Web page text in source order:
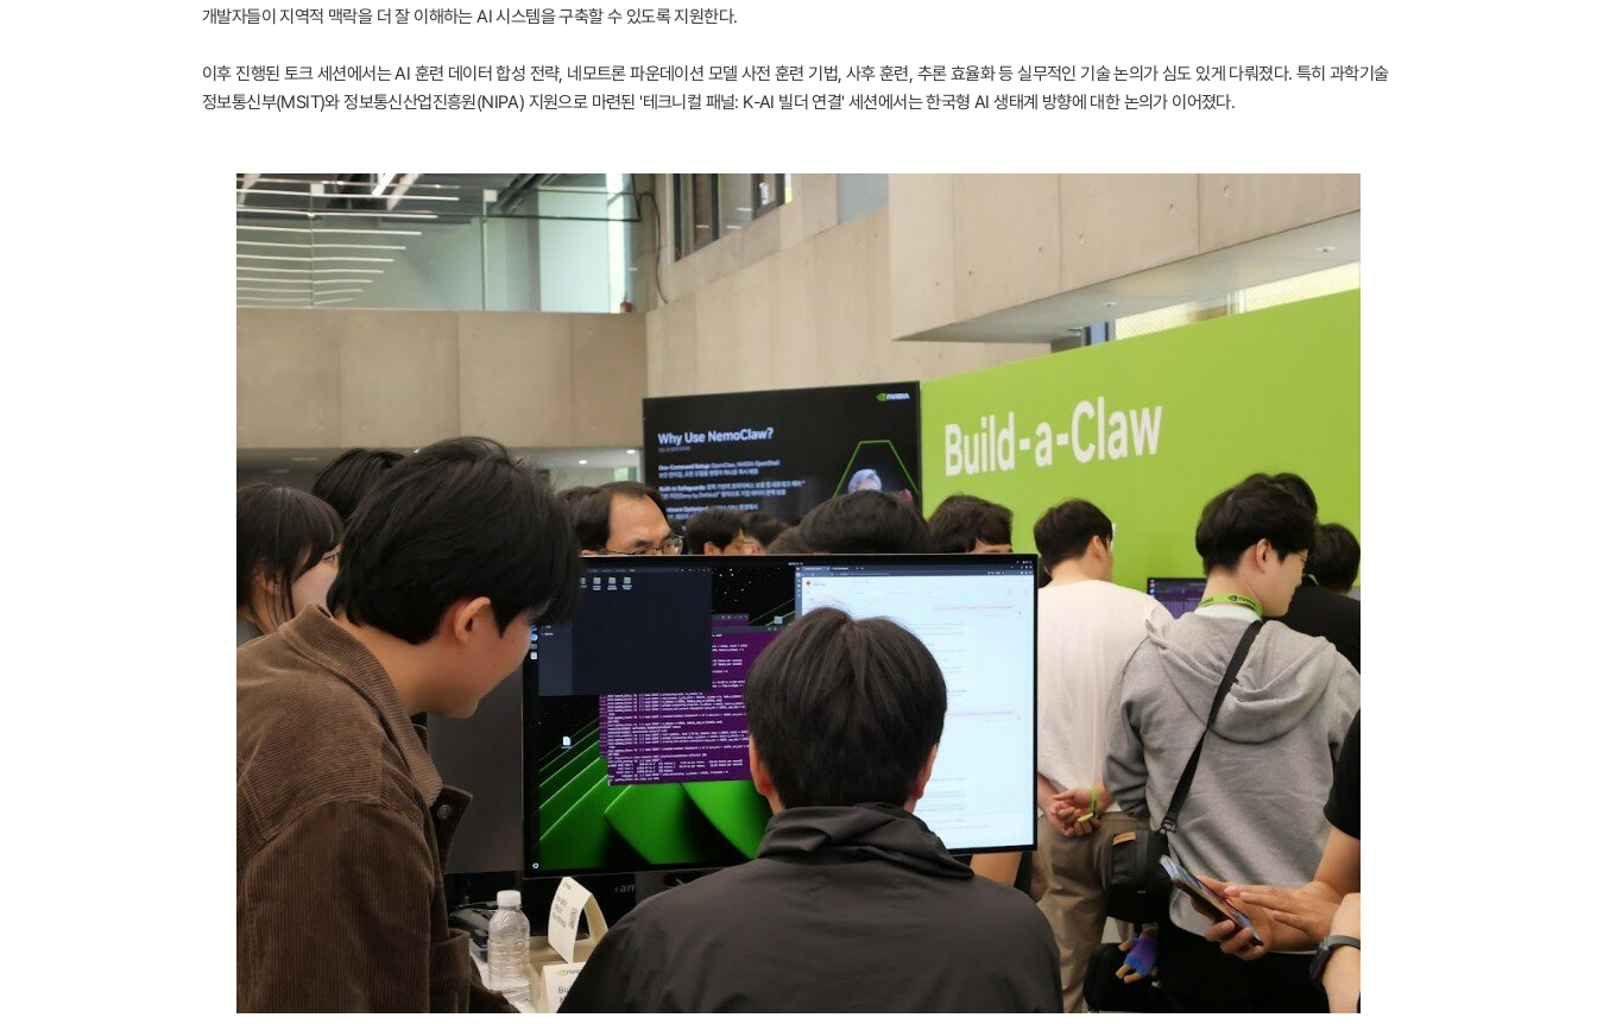
개발자들이 지역적 맥락을 더 잘 이해하는 AI 시스템을 구축할 수 있도록 지원한다.
이후 진행된 토크 세션에서는 AI 훈련 데이터 합성 전략, 네모트론 파운데이션 모델 사전 훈련 기법, 사후 훈련, 추론 효율화 등 실무적인 기술 논의가 심도 있게 다뤄졌다. 특히 과학기술
정보통신부(MSIT)와 정보통신산업진흥원(NIPA) 지원으로 마련된 '테크니컬 패널: K-AI 빌더 연결' 세션에서는 한국형 AI 생태계 방향에 대한 논의가 이어졌다.